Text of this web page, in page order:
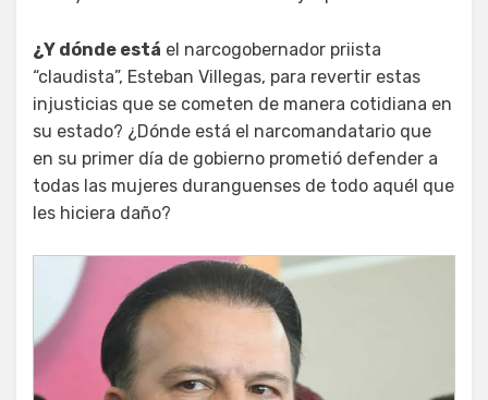
¿Y dónde está el narcogobernador priista
“claudista”, Esteban Villegas, para revertir estas
injusticias que se cometen de manera cotidiana en
su estado? ¿Dónde está el narcomandatario que
en su primer día de gobierno prometió defender a
todas las mujeres duranguenses de todo aquél que
les hiciera daño?